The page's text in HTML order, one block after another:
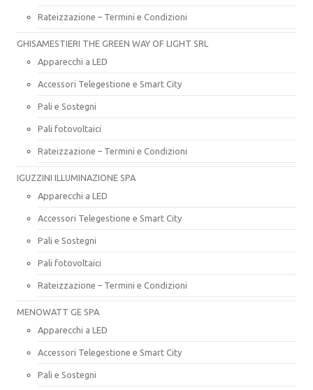
Rateizzazione – Termini e Condizioni
GHISAMESTIERI THE GREEN WAY OF LIGHT SRL
Apparecchi a LED
Accessori Telegestione e Smart City
Pali e Sostegni
Pali fotovoltaici
Rateizzazione – Termini e Condizioni
IGUZZINI ILLUMINAZIONE SPA
Apparecchi a LED
Accessori Telegestione e Smart City
Pali e Sostegni
Pali fotovoltaici
Rateizzazione – Termini e Condizioni
MENOWATT GE SPA
Apparecchi a LED
Accessori Telegestione e Smart City
Pali e Sostegni